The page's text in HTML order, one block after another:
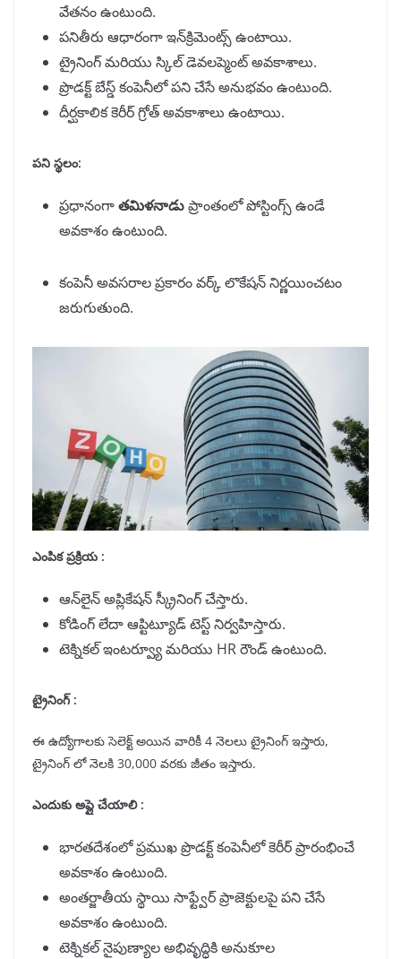
వేతనం ఉంటుంది.
పనితీరు ఆధారంగా ఇన్‌క్రిమెంట్స్ ఉంటాయి.
ట్రైనింగ్ మరియు స్కిల్ డెవలప్మెంట్ అవకాశాలు.
ప్రొడక్ట్ బేస్డ్ కంపెనీలో పని చేసే అనుభవం ఉంటుంది.
దీర్ఘకాలిక కెరీర్ గ్రోత్ అవకాశాలు ఉంటాయి.
పని స్థలం:
ప్రధానంగాతమిళనాడుప్రాంతంలో పోస్టింగ్స్ ఉండే
అవకాశం ఉంటుంది.
కంపెనీ అవసరాల ప్రకారం వర్క్ లొకేషన్ నిర్ణయించటం
జరుగుతుంది.
ఎంపిక ప్రక్రియ :
ఆన్‌లైన్ అప్లికేషన్ స్క్రీనింగ్ చేస్తారు.
కోడింగ్ లేదా ఆప్టిట్యూడ్ టెస్ట్ నిర్వహిస్తారు.
టెక్నికల్ ఇంటర్వ్యూ మరియు HR రౌండ్ ఉంటుంది.
ట్రైనింగ్ :
ఈ ఉద్యోగాలకు సెలెక్ట్ అయిన వారికీ 4 నెలలు ట్రైనింగ్ ఇస్తారు,
ట్రైనింగ్ లో నెలకి 30,000 వరకు జీతం ఇస్తారు.
ఎందుకు అప్లై చేయాలి :
భారతదేశంలో ప్రముఖ ప్రొడక్ట్ కంపెనీలో కెరీర్ ప్రారంభించే
అవకాశం ఉంటుంది.
అంతర్జాతీయ స్థాయి సాఫ్ట్వేర్ ప్రాజెక్టులపై పని చేసే
అవకాశం ఉంటుంది.
టెక్నికల్ నైపుణ్యాల అభివృద్ధికి అనుకూల